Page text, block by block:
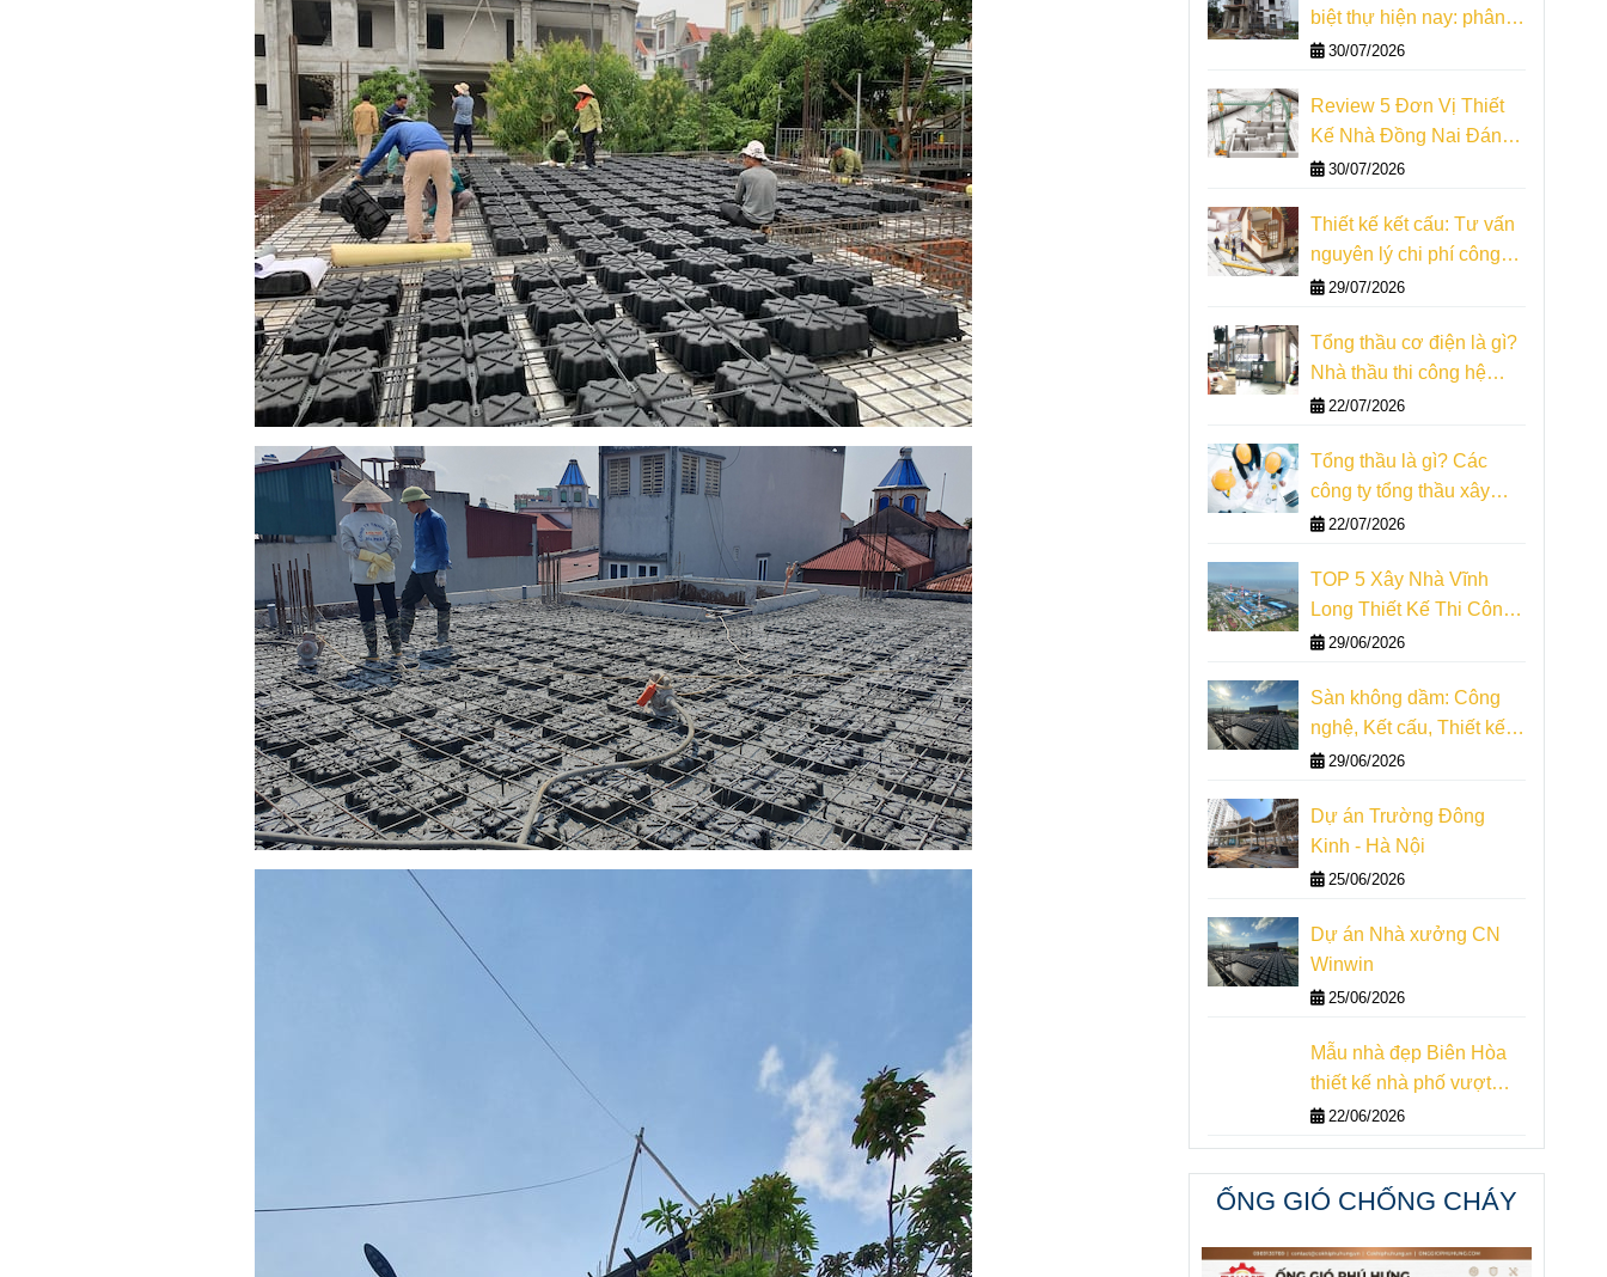
biệt thự hiện nay: phân
tích thực tế
30/07/2026
Review 5 Đơn Vị Thiết
Kế Nhà Đồng Nai Đáng
Tham Khảo
30/07/2026
Thiết kế kết cấu: Tư vấn
nguyên lý chi phí công
trình
29/07/2026
Tổng thầu cơ điện là gì?
Nhà thầu thi công hệ
thống m&e
22/07/2026
Tổng thầu là gì? Các
công ty tổng thầu xây
dựng
22/07/2026
TOP 5 Xây Nhà Vĩnh
Long Thiết Kế Thi Công
Giám Sát
29/06/2026
Sàn không dầm: Công
nghệ, Kết cấu, Thiết kế,
Thi công
29/06/2026
Dự án Trường Đông
Kinh - Hà Nội
25/06/2026
Dự án Nhà xưởng CN
Winwin
25/06/2026
Mẫu nhà đẹp Biên Hòa
thiết kế nhà phố vượt
nhịp
22/06/2026
ỐNG GIÓ CHỐNG CHÁY